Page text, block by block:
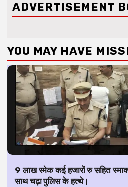
ADVERTISEMENT
YOU MAY HAVE
9 लाख स्मेक कई हजारों रु सहित
साथ चढ़ा पुलिस के हत्थे।